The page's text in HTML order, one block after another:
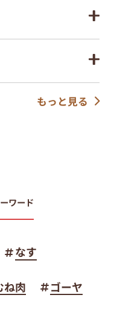
もっと見る
ワード
なす
ね肉 ゴーヤ